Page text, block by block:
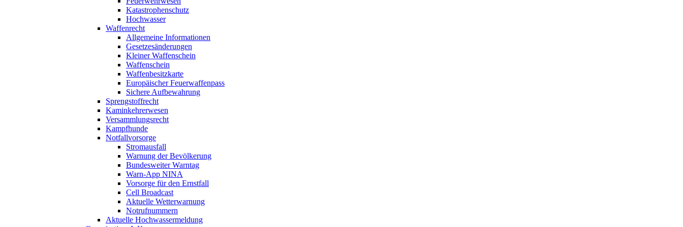
Katastrophenschutz
Hochwasser
Waffenrecht
Allgemeine Informationen
Gesetzesänderungen
Kleiner Waffenschein
Waffenschein
Waffenbesitzkarte
Europäischer Feuerwaffenpass
Sichere Aufbewahrung
Sprengstoffrecht
Kaminkehrerwesen
Versammlungsrecht
Kampfhunde
Notfallvorsorge
Stromausfall
Warnung der Bevölkerung
Bundesweiter Warntag
Warn-App NINA
Vorsorge für den Ernstfall
Cell Broadcast
Aktuelle Wetterwarnung
Notrufnummern
Aktuelle Hochwassermeldung